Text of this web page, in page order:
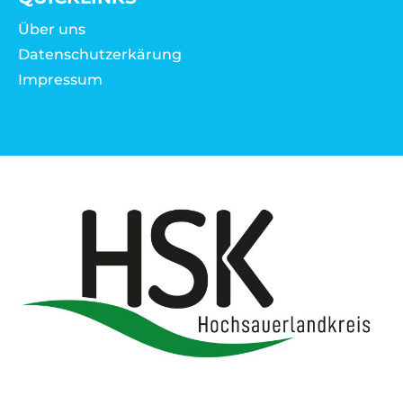
Über uns
Datenschutzerkärung
Impressum